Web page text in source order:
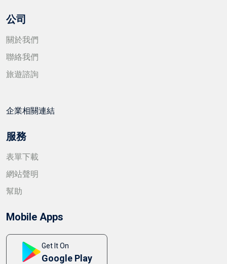
公司
關於我們
聯絡我們
旅遊諮詢
企業相關連結
服務
表單下載
網站聲明
幫助
Mobile Apps
Get It On
Google Play